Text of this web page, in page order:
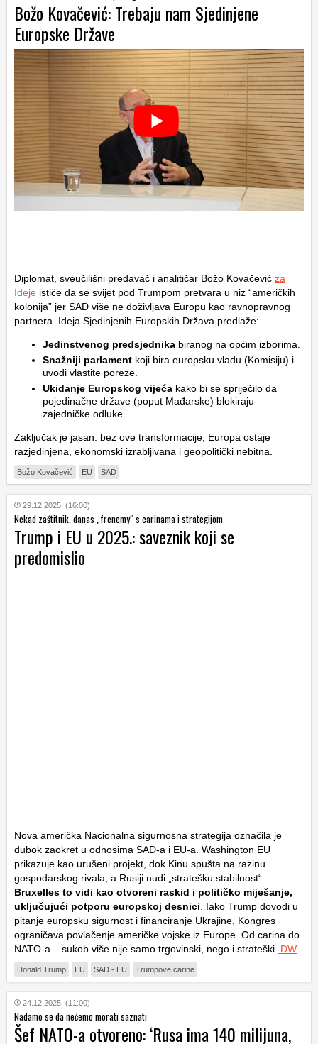
Božo Kovačević: Trebaju nam Sjedinjene
Europske Države
Diplomat, sveučilišni predavač i analitičar Božo Kovačević za
Ideje ističe da se svijet pod Trumpom pretvara u niz “američkih
kolonija” jer SAD više ne doživljava Europu kao ravnopravnog
partnera. Ideja Sjedinjenih Europskih Država predlaže:
Jedinstvenog predsjednika biranog na općim izborima.
Snažniji parlament koji bira europsku vladu (Komisiju) i
uvodi vlastite poreze.
Ukidanje Europskog vijeća kako bi se spriječilo da
pojedinačne države (poput Mađarske) blokiraju
zajedničke odluke.
Zaključak je jasan: bez ove transformacije, Europa ostaje
razjedinjena, ekonomski izrabljivana i geopolitički nebitna.
Božo Kovačević EU SAD
29.12.2025. (16:00)
Nekad zaštitnik, danas „frenemy“ s carinama i strategijom
Trump i EU u 2025.: saveznik koji se
predomislio
Nova američka Nacionalna sigurnosna strategija označila je
dubok zaokret u odnosima SAD-a i EU-a. Washington EU
prikazuje kao urušeni projekt, dok Kinu spušta na razinu
gospodarskog rivala, a Rusiji nudi „stratešku stabilnost“.
Bruxelles to vidi kao otvoreni raskid i političko miješanje,
uključujući potporu europskoj desnici . Iako Trump dovodi u
pitanje europsku sigurnost i financiranje Ukrajine, Kongres
ograničava povlačenje američke vojske iz Europe. Od carina do
NATO-a – sukob više nije samo trgovinski, nego i strateški. DW
Donald Trump EU SAD - EU Trumpove carine
24.12.2025. (11:00)
Nadamo se da nećemo morati saznati
Šef NATO-a otvoreno: ‘Rusa ima 140 milijuna,